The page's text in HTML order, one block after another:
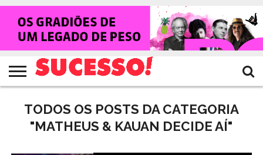
HOME
NOTÍCIAS
SHOWS
ENTREVISTAS
CLIQUES
RANKING
CROWLEY
TV
SUCESSO!
REVISTA
SUCESSO!
TODOS OS POSTS DA CATEGORIA
"MATHEUS & KAUAN DECIDE AÍ"